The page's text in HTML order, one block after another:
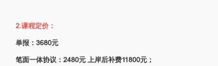
2.课程定价：
单报：3680元
笔面一体协议：2480元 上岸后补费11800元；